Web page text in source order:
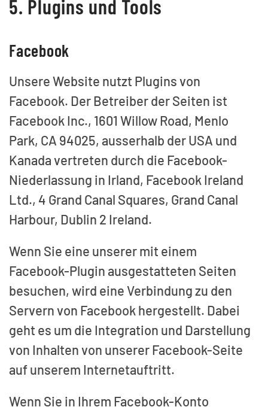
5. Plugins und Tools
Facebook
Unsere Website nutzt Plugins von
Facebook. Der Betreiber der Seiten ist
Facebook Inc., 1601 Willow Road, Menlo
Park, CA 94025, ausserhalb der USA und
Kanada vertreten durch die Facebook-
Niederlassung in Irland, Facebook Ireland
Ltd., 4 Grand Canal Squares, Grand Canal
Harbour, Dublin 2 Ireland.
Wenn Sie eine unserer mit einem
Facebook-Plugin ausgestatteten Seiten
besuchen, wird eine Verbindung zu den
Servern von Facebook hergestellt. Dabei
geht es um die Integration und Darstellung
von Inhalten von unserer Facebook-Seite
auf unserem Internetauftritt.
Wenn Sie in Ihrem Facebook-Konto